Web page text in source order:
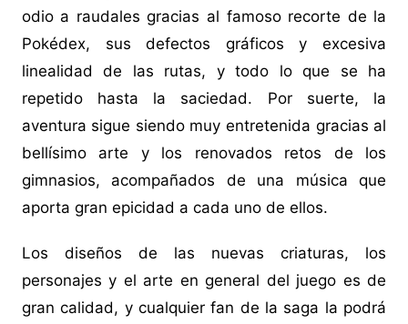
odio a raudales gracias al famoso recorte de la
Pokédex, sus defectos gráficos y excesiva
linealidad de las rutas, y todo lo que se ha
repetido hasta la saciedad. Por suerte, la
aventura sigue siendo muy entretenida gracias al
bellísimo arte y los renovados retos de los
gimnasios, acompañados de una música que
aporta gran epicidad a cada uno de ellos.
Los diseños de las nuevas criaturas, los
personajes y el arte en general del juego es de
gran calidad, y cualquier fan de la saga la podrá